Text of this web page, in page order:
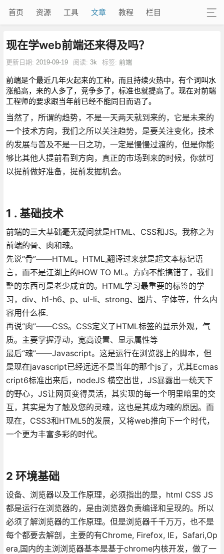
首页 资源 工具 文章 教程 栏目
现在学web前端还来得及吗？
更新日期: 2019-09-19 阅读: 3k 标签: 前端
前端是个最近几年火起来的工种，而且持续火热中，有个词叫水
涨船高，来的人多了，竞争多了，标准也就提高了。现在对前端
工程师的要求跟当年前已经不能同日而语了。
当然了，所谓的趋势，不是一天两天就到来的，它是未来的
一个技术方向，我们之所以关注趋势，是要关注变化，技术
的发展与普及不是一日之功，一定是慢慢过渡的，但是你能
够比其他人提前看到方向，真正的市场到来的时候，你就可
以提前做好准备，提前发掘机会。
1 . 基础技术
前端的三大基础毫无疑问就是HTML、CSS和JS。我称之为
前端的骨、肉和魂。
先说“骨”——HTML。HTML,翻译过来就是超文本标记语
言，而不是江湖上的HOW TO ML。方向不能搞错了，我们
整的东西可是老少咸宜的。HTML学习最重要的标签的学
习，div、h1-h6、p、ul-li、strong、图片、字体等，什么内
容用什么框.
再说“肉”——CSS。CSS定义了HTML标签的显示外观，气
质。主要掌握浮动，宽高设置、显示属性等
最后“魂”——Javascript。这是运行在浏览器上的脚本，但
是现在javascript已经远远不是当年的那个js了，尤其Ecmas
cript6标准出来后，nodeJS 横空出世，JS暴露出一统天下
的野心，JS让网页变得灵活，其实现的每一个明里暗里的交
互，其实是为了触及您的灵魂，这也是其成为魂的原因。而
现在，CSS3和HTML5的发展，又将web推向下一个时代，
一个更为丰富多彩的时代。
2 环境基础
设备、浏览器以及工作原理，必须指出的是，html CSS JS
都是运行在浏览器的，是由浏览器负责编译和呈现的。所以
必须了解浏览器的工作原理。但是浏览器千千万万，也不是
每个都要去解剖，主要的有Chrome, Firefox, IE，Safari,Op
era,国内的主浏浏览器基本是基于chrome内核开发，做了一